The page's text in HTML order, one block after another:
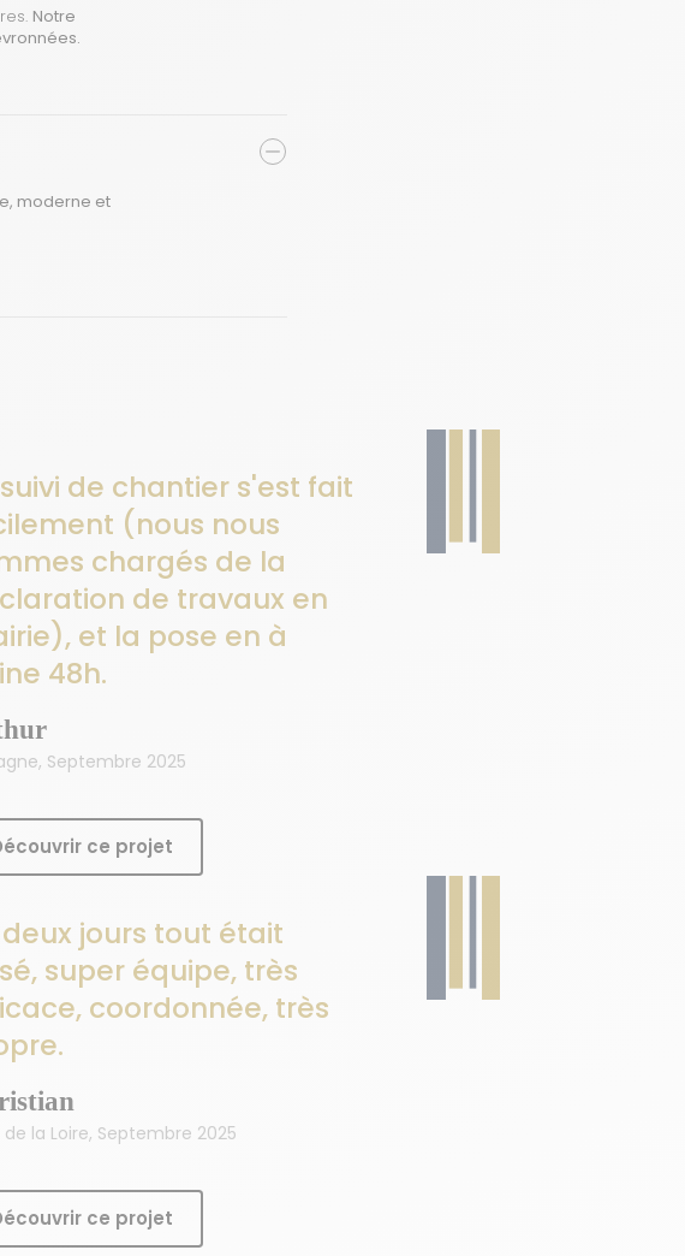
Notre
moderne et
de chantier s'est fait
(nous nous
chargés de la
de travaux en
et la pose en à
48h.
Septembre 2025
ce projet
deux jours tout était
super équipe, très
coordonnée, très
de la Loire, Septembre 2025
ce projet